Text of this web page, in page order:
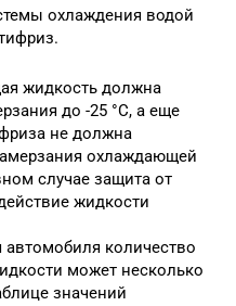
охлаждения водой
жидкость должна
до -25 °С, а еще
не должна
охлаждающей
случае защита от
жидкости
количество
может несколько
значений